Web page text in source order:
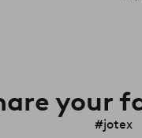
your
#jotex